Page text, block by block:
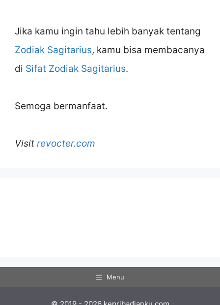
Jika kamu ingin tahu lebih banyak tentang
Zodiak Sagitarius, kamu bisa membacanya
di Sifat Zodiak Sagitarius.
Semoga bermanfaat.
Visit revocter.com
Menu